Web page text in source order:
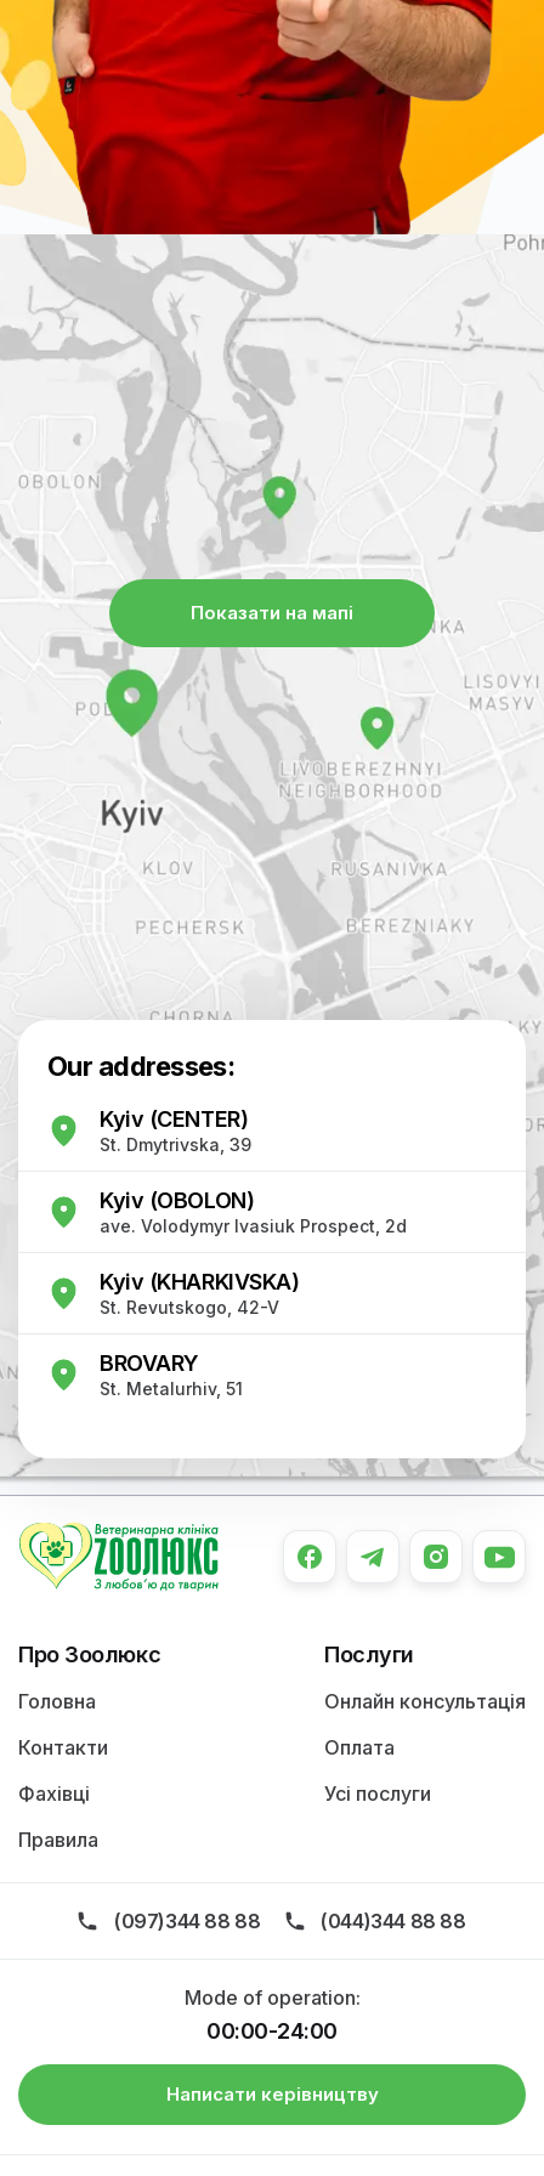
Our addresses:
Kyiv (CENTER)
St. Dmytrivska, 39
Kyiv (OBOLON)
ave. Volodymyr Ivasiuk Prospect, 2d
Kyiv (KHARKIVSKA)
St. Revutskogo, 42-V
BROVARY
St. Metalurhiv, 51
Показати на мапі
Про Зоолюкс
Головна
Контакти
Фахівці
Правила
Послуги
Онлайн консультація
Оплата
Усі послуги
(097)344 88 88 (044)344 88 88
Mode of operation:
00:00-24:00
Написати керівництву